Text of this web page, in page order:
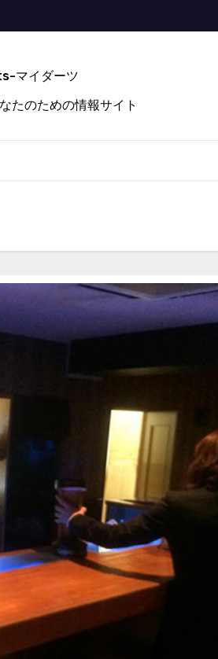
マイダーツ
たのための情報サイト